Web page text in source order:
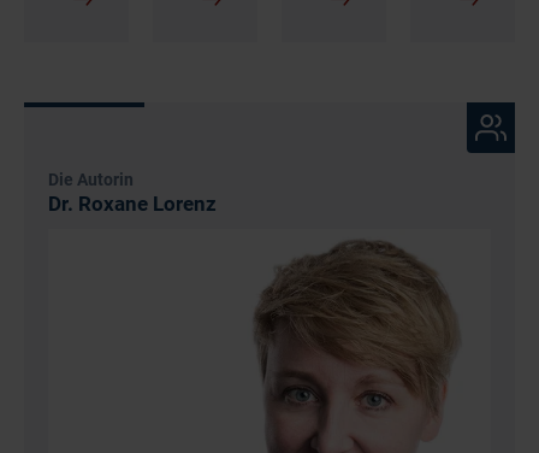
Die Autorin
Dr. Roxane Lorenz